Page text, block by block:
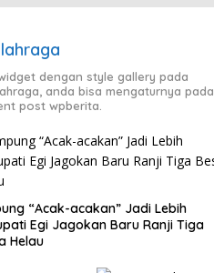
dengan style gallery pada
anda bisa mengaturnya pada
post wpberita.
“Acak-acakan” Jadi Lebih
Egi Jagokan Baru Ranji Tiga
Helau